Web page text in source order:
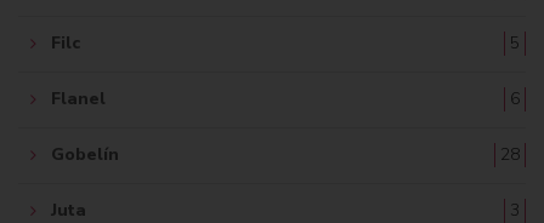
Filc 5
Flanel 6
Gobelín 28
Juta 3